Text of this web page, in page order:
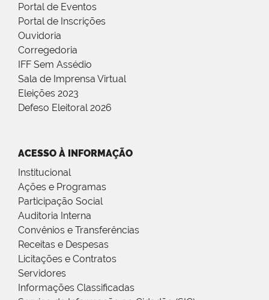
Portal de Eventos
Portal de Inscrições
Ouvidoria
Corregedoria
IFF Sem Assédio
Sala de Imprensa Virtual
Eleições 2023
Defeso Eleitoral 2026
ACESSO À INFORMAÇÃO
Institucional
Ações e Programas
Participação Social
Auditoria Interna
Convênios e Transferências
Receitas e Despesas
Licitações e Contratos
Servidores
Informações Classificadas